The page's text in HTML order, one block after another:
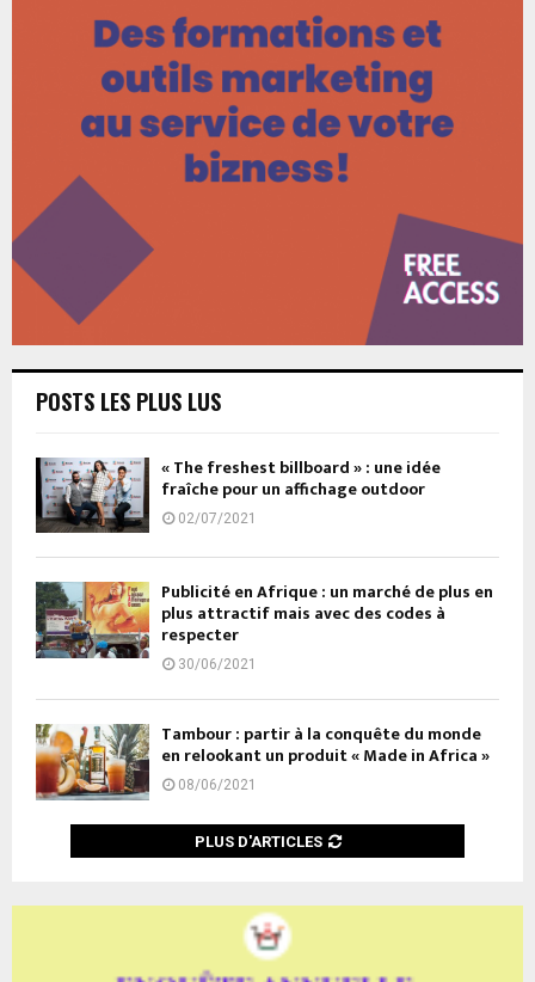
POSTS LES PLUS LUS
« The freshest billboard » : une idée
fraîche pour un affichage outdoor
02/07/2021
Publicité en Afrique : un marché de plus en
plus attractif mais avec des codes à
respecter
30/06/2021
Tambour : partir à la conquête du monde
en relookant un produit « Made in Africa »
08/06/2021
PLUS D'ARTICLES